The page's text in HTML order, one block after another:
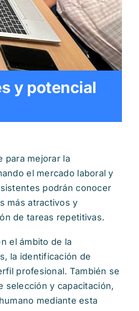
y potencial
para mejorar la
el mercado laboral y
podrán conocer
más atractivos y
de tareas repetitivas.
el ámbito de la
la identificación de
profesional. También se
selección y capacitación,
mediante esta